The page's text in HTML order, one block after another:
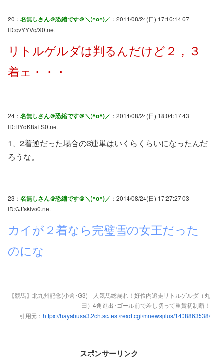
20： 名無しさん＠恐縮です＠＼(^o^)／ ：2014/08/24(日) 17:16:14.67
ID:qvYYVq/X0.net
リトルゲルダは判るんだけど２，３
着ェ・・・
24： 名無しさん＠恐縮です＠＼(^o^)／ ：2014/08/24(日) 18:04:17.43
ID:HYdK8aFS0.net
1、2着逆だった場合の3連単はいくらくらいになったんだ
ろうな。
23： 名無しさん＠恐縮です＠＼(^o^)／ ：2014/08/24(日) 17:27:27.03
ID:GJfskIvo0.net
カイが２着なら完璧雪の女王だった
のにな
【競馬】北九州記念(小倉･G3) 人気馬総崩れ！好位内追走リトルゲルダ（丸
田）4角進出･ゴール前で差し切って重賞初制覇！
引用元： https://hayabusa3.2ch.sc/test/read.cgi/mnewsplus/1408863538/
スポンサーリンク